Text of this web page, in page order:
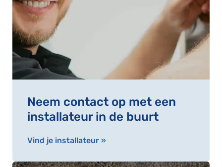
Neem contact op met een
installateur in de buurt
Vind je installateur »